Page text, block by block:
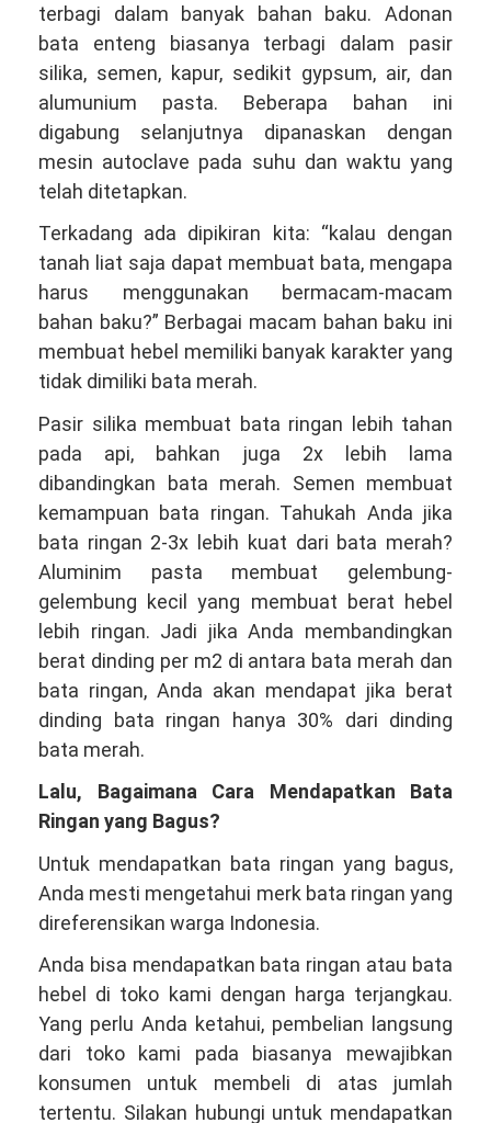
terbagi dalam banyak bahan baku. Adonan
bata enteng biasanya terbagi dalam pasir
silika, semen, kapur, sedikit gypsum, air, dan
alumunium pasta. Beberapa bahan ini
digabung selanjutnya dipanaskan dengan
mesin autoclave pada suhu dan waktu yang
telah ditetapkan.
Terkadang ada dipikiran kita: “kalau dengan
tanah liat saja dapat membuat bata, mengapa
harus menggunakan bermacam-macam
bahan baku?” Berbagai macam bahan baku ini
membuat hebel memiliki banyak karakter yang
tidak dimiliki bata merah.
Pasir silika membuat bata ringan lebih tahan
pada api, bahkan juga 2x lebih lama
dibandingkan bata merah. Semen membuat
kemampuan bata ringan. Tahukah Anda jika
bata ringan 2-3x lebih kuat dari bata merah?
Aluminim pasta membuat gelembung-
gelembung kecil yang membuat berat hebel
lebih ringan. Jadi jika Anda membandingkan
berat dinding per m2 di antara bata merah dan
bata ringan, Anda akan mendapat jika berat
dinding bata ringan hanya 30% dari dinding
bata merah.
Lalu, Bagaimana Cara Mendapatkan Bata
Ringan yang Bagus?
Untuk mendapatkan bata ringan yang bagus,
Anda mesti mengetahui merk bata ringan yang
direferensikan warga Indonesia.
Anda bisa mendapatkan bata ringan atau bata
hebel di toko kami dengan harga terjangkau.
Yang perlu Anda ketahui, pembelian langsung
dari toko kami pada biasanya mewajibkan
konsumen untuk membeli di atas jumlah
tertentu. Silakan hubungi untuk mendapatkan